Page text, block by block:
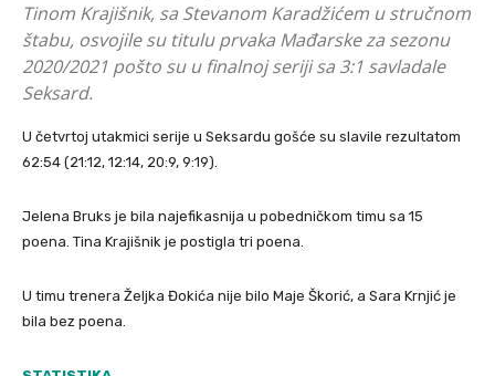
Tinom Krajišnik, sa Stevanom Karadžićem u stručnom
štabu, osvojile su titulu prvaka Mađarske za sezonu
2020/2021 pošto su u finalnoj seriji sa 3:1 savladale
Seksard.
U četvrtoj utakmici serije u Seksardu gošće su slavile rezultatom
62:54 (21:12, 12:14, 20:9, 9:19).
Jelena Bruks je bila najefikasnija u pobedničkom timu sa 15
poena. Tina Krajišnik je postigla tri poena.
U timu trenera Željka Đokića nije bilo Maje Škorić, a Sara Krnjić je
bila bez poena.